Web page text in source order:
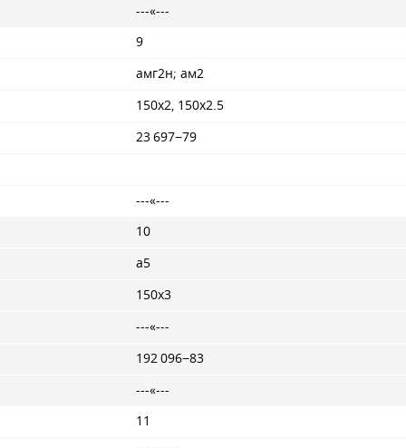
---«---
9
амг2н; ам2
150x2, 150x2.5
23 697−79
---«---
10
а5
150x3
---«---
192 096−83
---«---
11